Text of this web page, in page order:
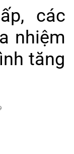
các
nhiệm
tăng